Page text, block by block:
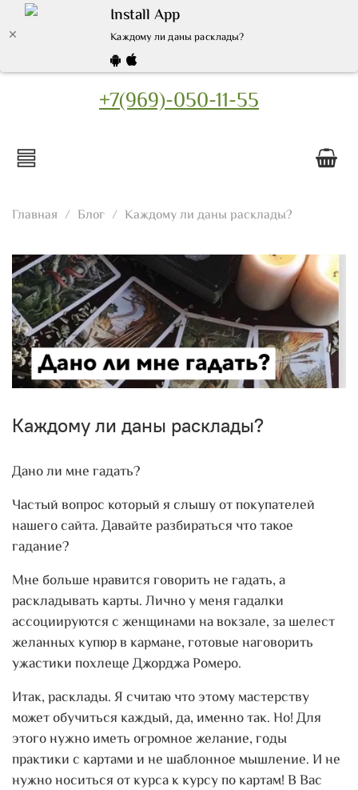
Install App
Каждому ли даны расклады?
+7(969)-050-11-55
Главная Блог Каждому ли даны расклады?
Каждому ли даны расклады?
Дано ли мне гадать?
Частый вопрос который я слышу от покупателей
нашего сайта. Давайте разбираться что такое
гадание?
Мне больше нравится говорить не гадать, а
раскладывать карты. Лично у меня гадалки
ассоциируются с женщинами на вокзале, за шелест
желанных купюр в кармане, готовые наговорить
ужастики похлеще Джорджа Ромеро.
Итак, расклады. Я считаю что этому мастерству
может обучиться каждый, да, именно так. Но! Для
этого нужно иметь огромное желание, годы
практики с картами и не шаблонное мышление. И не
нужно носиться от курса к курсу по картам! В Вас